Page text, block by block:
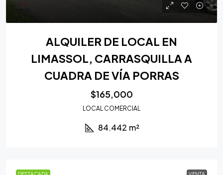
ALQUILER DE LOCAL EN
LIMASSOL, CARRASQUILLA A
CUADRA DE VÍA PORRAS
$165,000
LOCAL COMERCIAL
84.442 m²